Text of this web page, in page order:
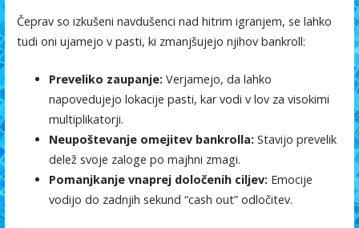
Čeprav so izkušeni navdušenci nad hitrim igranjem, se lahko
tudi oni ujamejo v pasti, ki zmanjšujejo njihov bankroll:
Preveliko zaupanje: Verjamejo, da lahko
napovedujejo lokacije pasti, kar vodi v lov za visokimi
multiplikatorji.
Neupoštevanje omejitev bankrolla: Stavijo prevelik
delež svoje zaloge po majhni zmagi.
Pomanjkanje vnaprej določenih ciljev: Emocije
vodijo do zadnjih sekund “cash out” odločitev.